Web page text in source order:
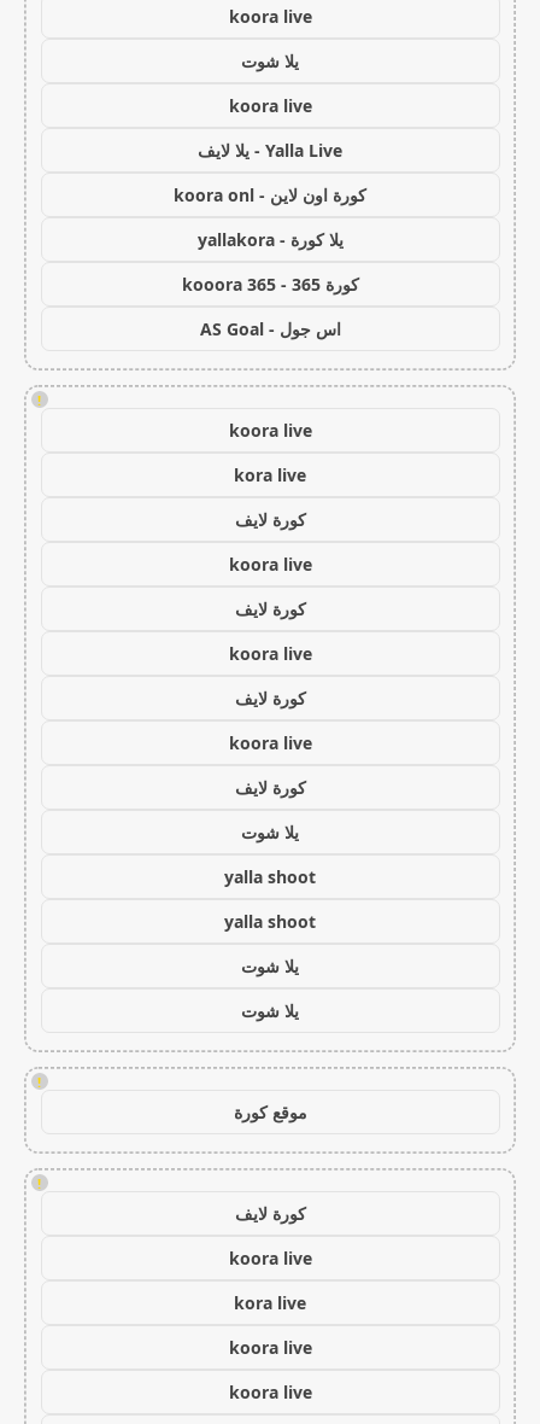
koora live
يلا شوت
koora live
Yalla Live - يلا لايف
كورة اون لاين - koora onl
يلا كورة - yallakora
كورة 365 - kooora 365
اس جول - AS Goal
!
koora live
kora live
كورة لايف
koora live
كورة لايف
koora live
كورة لايف
koora live
كورة لايف
يلا شوت
yalla shoot
yalla shoot
يلا شوت
يلا شوت
!
موقع كورة
!
كورة لايف
koora live
kora live
koora live
koora live